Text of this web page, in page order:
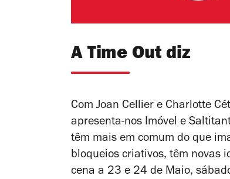
A Time Out diz
Com Joan Cellier e Charlotte
apresenta-nos Imóvel e
têm mais em comum do que
bloqueios criativos, têm novas
cena a 23 e 24 de Maio,